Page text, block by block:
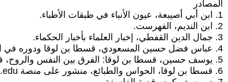
المصادر
1. ابن أبي أصيبعة، عيون الأنباء في طبقات الأطباء.
2. ابن النديم، الفهرست.
3. جمال الدين القفطي، إخبار العلماء بأخبار الحكماء.
4. عباس فضل حسين المسعودي، قسطا بن لوقا ودوره في الحضارة العربية الإسلامية، مجلة العلوم الإنسانية والحضارة.
5. يوسف حسين، قسطا بن لوقا: الفرق بين النفس والروح، قناة يوسف حسين على يوتيوب.
6. قسطا بن لوقا، الحواس والطبائع، منشور على منصة Academia.edu.